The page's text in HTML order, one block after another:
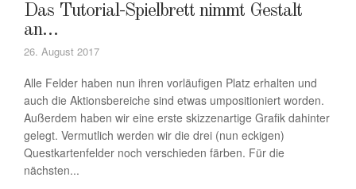
Das Tutorial-Spielbrett nimmt Gestalt
an…
26. August 2017
Alle Felder haben nun ihren vorläufigen Platz erhalten und
auch die Aktionsbereiche sind etwas umpositioniert worden.
Außerdem haben wir eine erste skizzenartige Grafik dahinter
gelegt. Vermutlich werden wir die drei (nun eckigen)
Questkartenfelder noch verschieden färben. Für die
nächsten...